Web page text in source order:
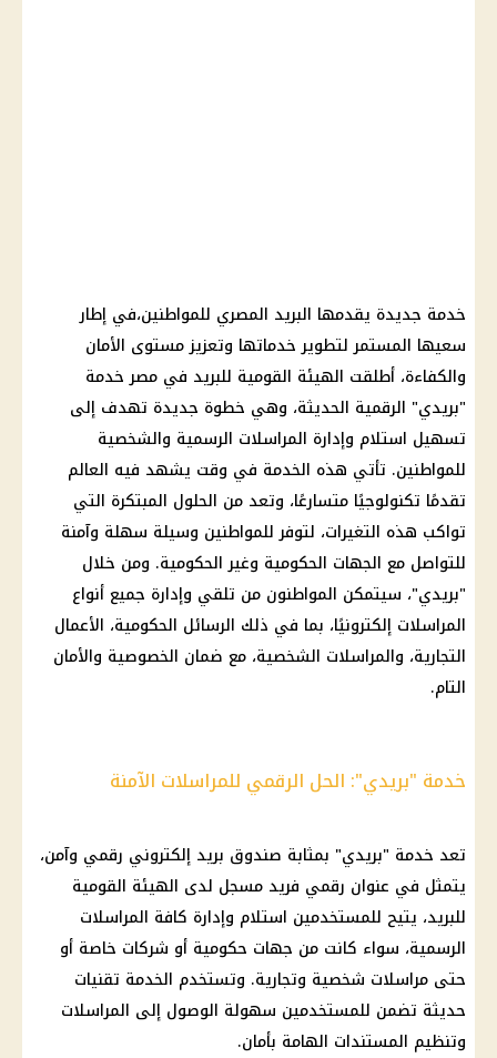
خدمة جديدة يقدمها البريد المصري للمواطنين،في إطار
سعيها المستمر لتطوير خدماتها وتعزيز مستوى الأمان
والكفاءة، أطلقت الهيئة القومية للبريد في مصر خدمة
"بريدي" الرقمية الحديثة، وهي خطوة جديدة تهدف إلى
تسهيل استلام وإدارة المراسلات الرسمية والشخصية
للمواطنين. تأتي هذه الخدمة في وقت يشهد فيه العالم
تقدمًا تكنولوجيًا متسارعًا، وتعد من الحلول المبتكرة التي
تواكب هذه التغيرات، لتوفر للمواطنين وسيلة سهلة وآمنة
للتواصل مع الجهات الحكومية وغير الحكومية. ومن خلال
"بريدي"، سيتمكن المواطنون من تلقي وإدارة جميع أنواع
المراسلات إلكترونيًا، بما في ذلك الرسائل الحكومية، الأعمال
التجارية، والمراسلات الشخصية، مع ضمان الخصوصية والأمان
التام.
خدمة "بريدي": الحل الرقمي للمراسلات الآمنة
تعد خدمة "بريدي" بمثابة صندوق بريد إلكتروني رقمي وآمن،
يتمثل في عنوان رقمي فريد مسجل لدى الهيئة القومية
للبريد، يتيح للمستخدمين استلام وإدارة كافة المراسلات
الرسمية، سواء كانت من جهات حكومية أو شركات خاصة أو
حتى مراسلات شخصية وتجارية. وتستخدم الخدمة تقنيات
حديثة تضمن للمستخدمين سهولة الوصول إلى المراسلات
وتنظيم المستندات الهامة بأمان.